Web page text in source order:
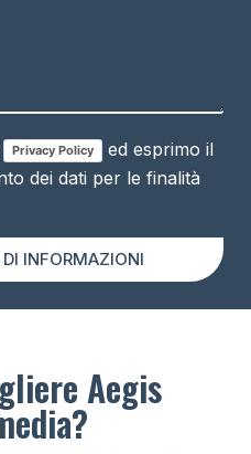
Privacy Policy
ed esprimo il
dei dati per le finalità
INFORMAZIONI
Aegis